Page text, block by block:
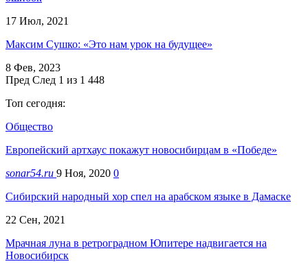
17 Июл, 2021
Максим Сушко: «Это нам урок на будущее»
8 Фев, 2023
Пред След 1 из 1 448
Топ сегодня:
Общество
Европейский артхаус покажут новосибирцам в «Победе»
sonar54.ru 9 Ноя, 2020 0
Сибирский народный хор спел на арабском языке в Дамаске
22 Сен, 2021
Мрачная луна в ретроградном Юпитере надвигается на
Новосибирск